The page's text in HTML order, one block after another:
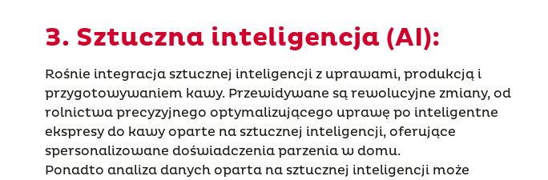
3. Sztuczna inteligencja (AI):
Rośnie integracja sztucznej inteligencji z uprawami, produkcją i
przygotowywaniem kawy. Przewidywane są rewolucyjne zmiany, od
rolnictwa precyzyjnego optymalizującego uprawę po inteligentne
ekspresy do kawy oparte na sztucznej inteligencji, oferujące
spersonalizowane doświadczenia parzenia w domu.
Ponadto analiza danych oparta na sztucznej inteligencji może